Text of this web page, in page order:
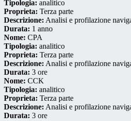
Tipologia: analitico
Proprieta: Terza parte
Descrizione: Analisi e profilazione
Durata: 1 anno
Nome: CPA
Tipologia: analitico
Proprieta: Terza parte
Descrizione: Analisi e profilazione
Durata: 3 ore
Nome: CCK
Tipologia: analitico
Proprieta: Terza parte
Descrizione: Analisi e profilazione
Durata: 3 ore